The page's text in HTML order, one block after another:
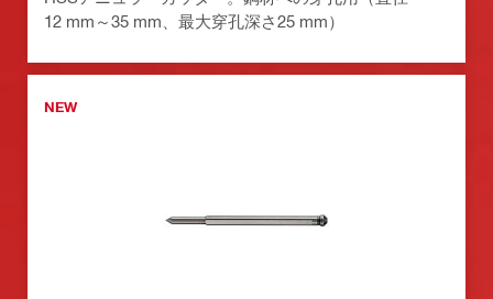
12 mm～35 mm、最大穿孔深さ25 mm）
NEW